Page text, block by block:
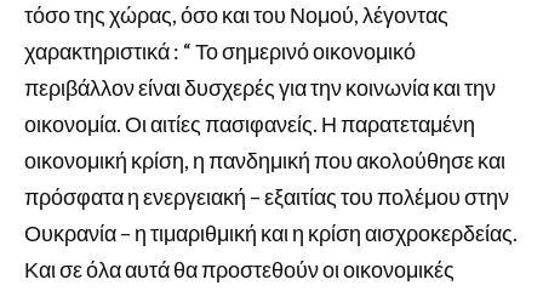
τόσο της χώρας, όσο και του Νομού, λέγοντας
χαρακτηριστικά : “ Το σημερινό οικονομικό
περιβάλλον είναι δυσχερές για την κοινωνία και την
οικονομία. Οι αιτίες πασιφανείς. Η παρατεταμένη
οικονομική κρίση, η πανδημική που ακολούθησε και
πρόσφατα η ενεργειακή – εξαιτίας του πολέμου στην
Ουκρανία – η τιμαριθμική και η κρίση αισχροκερδείας.
Και σε όλα αυτά θα προστεθούν οι οικονομικές